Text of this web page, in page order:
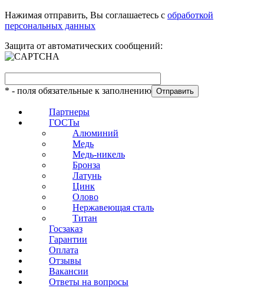
Нажимая отправить, Вы соглашаетесь с обработкой
персональных данных
Защита от автоматических сообщений:
* - поля обязательные к заполнению
Партнеры
ГОСТы
Алюминий
Медь
Медь-никель
Бронза
Латунь
Цинк
Олово
Нержавеющая сталь
Титан
Госзаказ
Гарантии
Оплата
Отзывы
Вакансии
Ответы на вопросы